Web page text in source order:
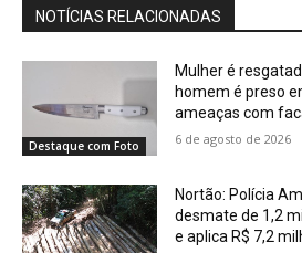
NOTÍCIAS RELACIONADAS
Destaque com Foto
Mulher é
homem é preso
ameaças com
6 de agosto de 2026
Nortão: Polícia
desmate de 1,2
e aplica R$ 7,2